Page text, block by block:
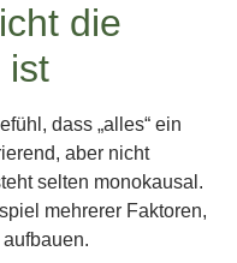
die
ist
dass „alles“ ein
aber nicht
selten monokausal.
mehrerer Faktoren,